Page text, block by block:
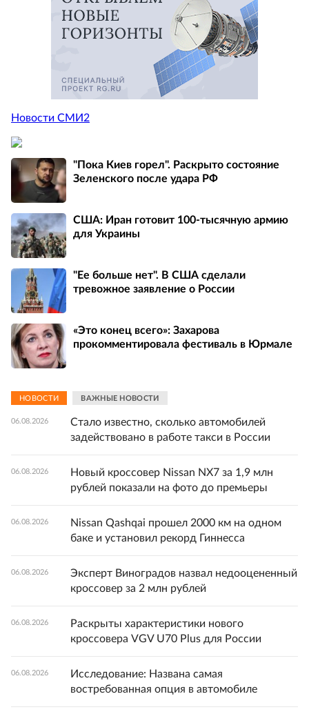
Новости СМИ2
"Пока Киев горел". Раскрыто состояние
Зеленского после удара РФ
США: Иран готовит 100-тысячную армию
для Украины
"Ее больше нет". В США сделали
тревожное заявление о России
«Это конец всего»: Захарова
прокомментировала фестиваль в Юрмале
НОВОСТИ ВАЖНЫЕ НОВОСТИ
06.08.2026
Стало известно, сколько автомобилей
задействовано в работе такси в России
06.08.2026
Новый кроссовер Nissan NX7 за 1,9 млн
рублей показали на фото до премьеры
06.08.2026
Nissan Qashqai прошел 2000 км на одном
баке и установил рекорд Гиннесса
06.08.2026
Эксперт Виноградов назвал недооцененный
кроссовер за 2 млн рублей
06.08.2026
Раскрыты характеристики нового
кроссовера VGV U70 Plus для России
06.08.2026
Исследование: Названа самая
востребованная опция в автомобиле